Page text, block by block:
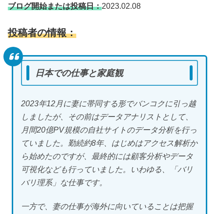
ブログ開始または投稿日：2023.02.08
投稿者の情報：
日本での仕事と家庭観
2023年12月に妻に帯同する形でバンコクに引っ越
しましたが、その前はデータアナリストとして、
月間20億PV規模の自社サイトのデータ分析を行っ
ていました。勤続約8年、はじめはアクセス解析か
ら始めたのですが、最終的には顧客分析やデータ
可視化なども行っていました。いわゆる、「バリ
バリ理系」な仕事です。
一方で、妻の仕事が海外に向いていることは把握